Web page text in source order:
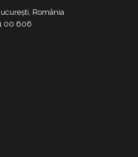
România
00 606